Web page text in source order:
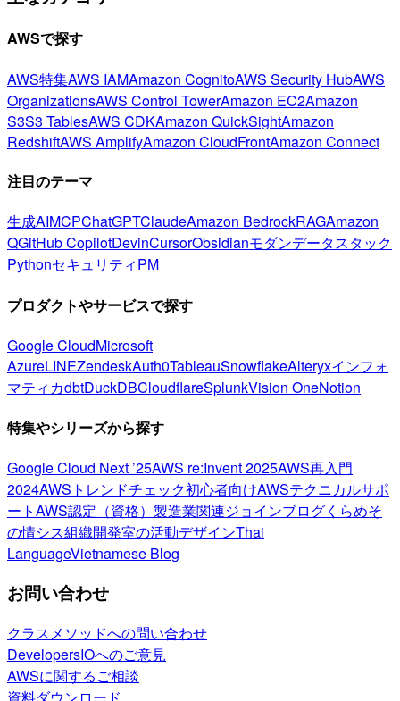
AWSで探す
AWS特集AWS IAMAmazon CognitoAWS Security HubAWS
OrganizationsAWS Control TowerAmazon EC2Amazon
S3S3 TablesAWS CDKAmazon QuickSightAmazon
RedshiftAWS AmplifyAmazon CloudFrontAmazon Connect
注目のテーマ
生成AIMCPChatGPTClaudeAmazon BedrockRAGAmazon
QGitHub CopilotDevinCursorObsidianモダンデータスタック
PythonセキュリティPM
プロダクトやサービスで探す
Google CloudMicrosoft
AzureLINEZendeskAuth0TableauSnowflakeAlteryxインフォ
マティカdbtDuckDBCloudflareSplunkVision OneNotion
特集やシリーズから探す
Google Cloud Next ’25AWS re:Invent 2025AWS再入門
2024AWSトレンドチェック初心者向けAWSテクニカルサポ
ートAWS認定（資格） 製造業関連ジョインブログくらめそ
の情シス組織開発室の活動デザインThai
LanguageVietnamese Blog
お問い合わせ
クラスメソッドへの問い合わせ
DevelopersIOへのご意見
AWSに関するご相談
資料ダウンロード